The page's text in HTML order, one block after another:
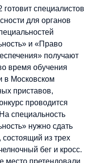
специалистов
для органов
и «Право
получают
время обучения
в Московском
приставов,
проводится
специальность
нужно сдать
состоящий из трех
бег и кросс.
место претендовали